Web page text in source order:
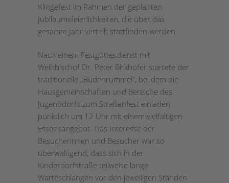
Klingefest im Rahmen der geplanten
Jubiläumsfeierlichkeiten, die über das
gesamte Jahr verteilt stattfinden werden.
Nach einem Festgottesdienst mit
Weihbischof Dr. Peter Birkhofer startete der
traditionelle „Budenrummel“, bei dem die
Hausgemeinschaften und Bereiche des
Jugenddorfs zum Straßenfest einladen,
pünktlich um 12 Uhr mit einem vielfaltigen
Essensangebot. Das Interesse der
Besucherinnen und Besucher war so
überwältigend, dass sich in der
Kinderdorfstraße teilweise lange
Warteschlangen vor den jeweiligen Ständen